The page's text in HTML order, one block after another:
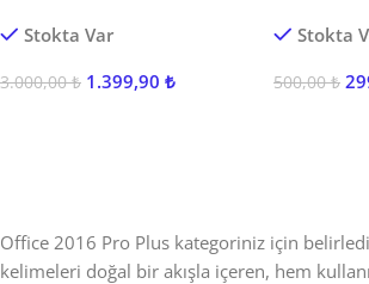
Stokta Var
3.000,00₺ 1.399,90 ₺
Stokta
500,00₺
Office 2016 Pro Plus kategoriniz için
kelimeleri doğal bir akışla içeren, hem